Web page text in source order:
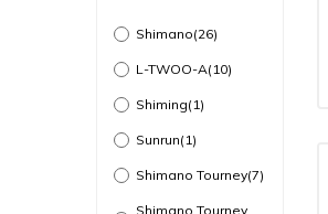
Shimano Deore
M5100
Shimano Altus
SL-M315
Shimano Altus
SL-M2010
Shimano Tiagra
Shimano(26)
L-TWOO-A(10)
Shiming(1)
Sunrun(1)
Shimano Tourney(7)
Shimano Tourney